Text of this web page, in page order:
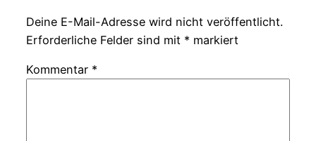
Deine E-Mail-Adresse wird nicht veröffentlicht.
Erforderliche Felder sind mit * markiert
Kommentar *